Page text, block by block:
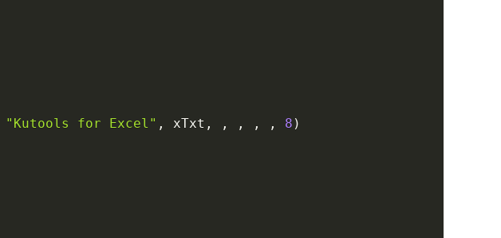
"Kutools for Excel" , xTxt , , , , , 8 )